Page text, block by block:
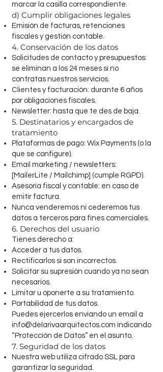
marcar la casilla correspondiente.
d) Cumplir obligaciones legales
Emisión de facturas, retenciones
fiscales y gestión contable.
4. Conservación de los datos
Solicitudes de contacto y presupuestos:
se eliminan a los 24 meses si no
contratas nuestros servicios.
Clientes y facturación: durante 6 años
por obligaciones fiscales.
Newsletter: hasta que te des de baja.
5. Destinatarios y encargados de
tratamiento
Plataformas de pago: Wix Payments (o la
que se configure).
Email marketing / newsletters:
[MailerLite / Mailchimp] (cumple RGPD).
Asesoría fiscal y contable: en caso de
emitir factura.
Nunca venderemos ni cederemos tus
datos a terceros para fines comerciales.
6. Derechos del usuario
Tienes derecho a:
Acceder a tus datos.
Rectificarlos si son incorrectos.
Solicitar su supresión cuando ya no sean
necesarios.
Limitar u oponerte a su tratamiento.
Portabilidad de tus datos.
Puedes ejercerlos enviando un email a
info@delarivaarquitectos.com indicando
“Protección de Datos” en el asunto.
7. Seguridad de los datos
Nuestra web utiliza cifrado SSL para
garantizar la seguridad.